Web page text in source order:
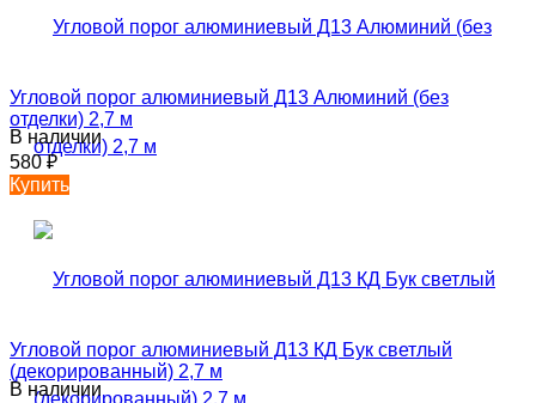
Угловой порог алюминиевый Д13 Алюминий (без
отделки) 2,7 м
В наличии
580₽
Купить
Угловой порог алюминиевый Д13 КД Бук светлый
(декорированный) 2,7 м
В наличии